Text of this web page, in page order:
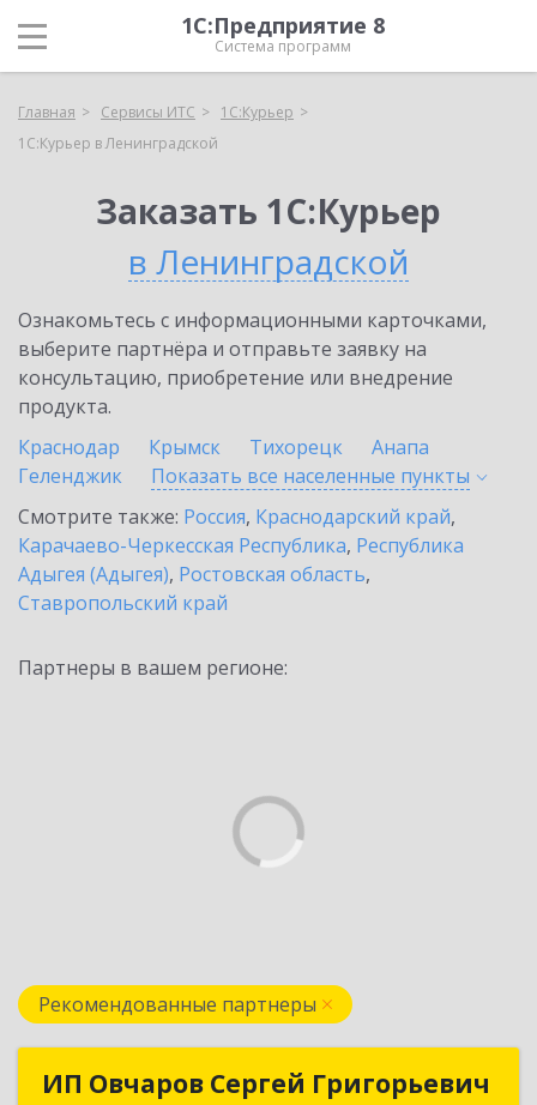
1С:Предприятие 8
Система программ
Главная Сервисы ИТС
1С:Курьер
1С:Курьер в Ленинградской
Заказать 1С:Курьер
в Ленинградской
Ознакомьтесь с информационными карточками,
выберите партнёра и отправьте заявку на
консультацию, приобретение или внедрение
продукта.
Краснодар
Крымск Тихорецк
Анапа
Геленджик
Показать все населенные пункты
Смотрите также: Россия, Краснодарский край,
Карачаево-Черкесская Республика, Республика
Адыгея (Адыгея), Ростовская область,
Ставропольский край
Партнеры в вашем регионе:
Рекомендованные партнеры
ИП Овчаров Сергей Григорьевич
ИП Овчаров Сергей Григорьевич